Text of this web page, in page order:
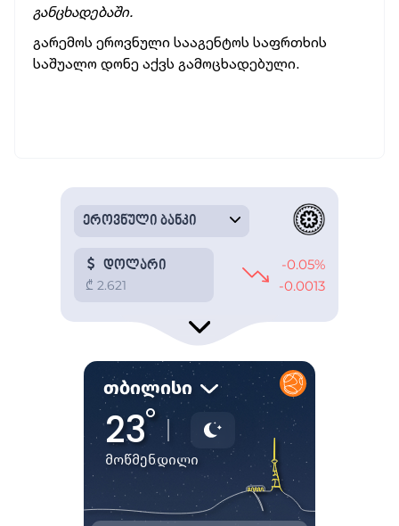
განცხადებაში.
გარემოს ეროვნული სააგენტოს საფრთხის
საშუალო დონე აქვს გამოცხადებული.